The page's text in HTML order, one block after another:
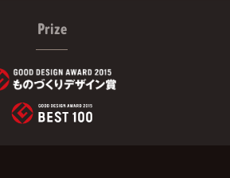
Prize